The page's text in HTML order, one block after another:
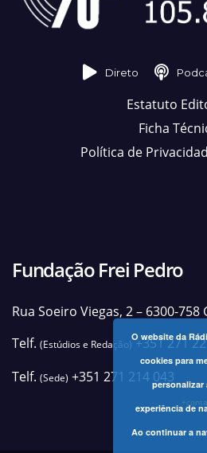
Direto
Estatuto
Ficha
Política de
Fundação Frei Pedro
Rua Soeiro Viegas, 2 – 6300-758
Telf. (Estúdios e Redação)+351 271
Telf. (Sede) +351 271 214 043
O website da
cookies para
personalizar
experiência de
Ao continuar a